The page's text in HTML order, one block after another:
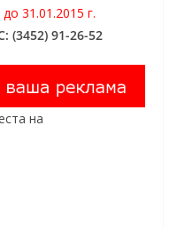
31.01.2015 г.
(3452) 91-26-52
на